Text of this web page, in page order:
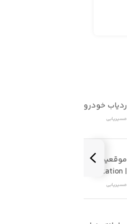
ردیاب خودرو رادشید
مسیر‌یابی
| gps_location
مسیر‌یابی